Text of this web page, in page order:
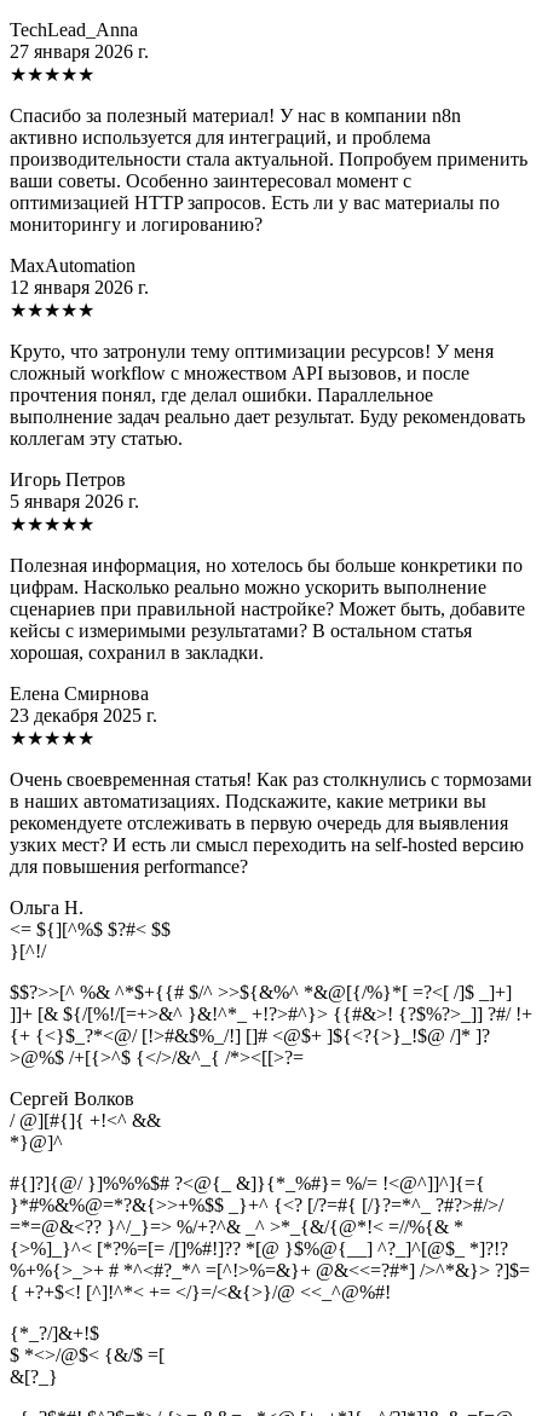
TechLead_Anna
27 января 2026 г.
★★★★★
Спасибо за полезный материал! У нас в компании n8n
активно используется для интеграций, и проблема
производительности стала актуальной. Попробуем применить
ваши советы. Особенно заинтересовал момент с
оптимизацией HTTP запросов. Есть ли у вас материалы по
мониторингу и логированию?
MaxAutomation
12 января 2026 г.
★★★★★
Круто, что затронули тему оптимизации ресурсов! У меня
сложный workflow с множеством API вызовов, и после
прочтения понял, где делал ошибки. Параллельное
выполнение задач реально дает результат. Буду рекомендовать
коллегам эту статью.
Игорь Петров
5 января 2026 г.
★★★★★
Полезная информация, но хотелось бы больше конкретики по
цифрам. Насколько реально можно ускорить выполнение
сценариев при правильной настройке? Может быть, добавите
кейсы с измеримыми результатами? В остальном статья
хорошая, сохранил в закладки.
Елена Смирнова
23 декабря 2025 г.
★★★★★
Очень своевременная статья! Как раз столкнулись с тормозами
в наших автоматизациях. Подскажите, какие метрики вы
рекомендуете отслеживать в первую очередь для выявления
узких мест? И есть ли смысл переходить на self-hosted версию
для повышения performance?
Ольга Н.
<= ${][^%$ $?#< $$
}[^!/
$$?>>[^ %& ^*$+{{# $/^ >>${&%^ *&@[{/%}*[ =?<[ /]$ _]+]
]]+ [& ${/[%!/[=+>&^ }&!^*_ +!?>#^}> {{#&>! {?$%?>_]] ?#/ !+
{+ {<}$_?*<@/ [!>#&$%_/!] []# <@$+ ]${<?{>}_!$@ /]* ]?
>@%$ /+[{>^$ {</>/&^_{ /*><[[>?=
Сергей Волков
/ @][#{]{ +!<^ &&
*}@]^
#{]?]{@/ }]%%%$# ?<@{_ &]}{*_%#}= %/= !<@^]]^]{={
}*#%&%@=*?&{>>+%$$ _}+^ {<? [/?=#{ [/}?=*^_ ?#?>#/>/
=*=@&<?? }^/_}=> %/+?^& _^ >*_{&/{@*!< =//%{& *
{>%]_}^< [*?%=[= /[]%#!]?? *[@ }$%@{__] ^?_]^[@$_ *]?!?
%+%{>_>+ # *^<#?_*^ =[^!>%=&}+ @&<<=?#*] />^*&}> ?]$=
{ +?+$<! [^]!^*< += </}=/<&{>}/@ <<_^@%#!
{*_?/]&+!$
$ *<>/@$< {&/$ =[
&[? }